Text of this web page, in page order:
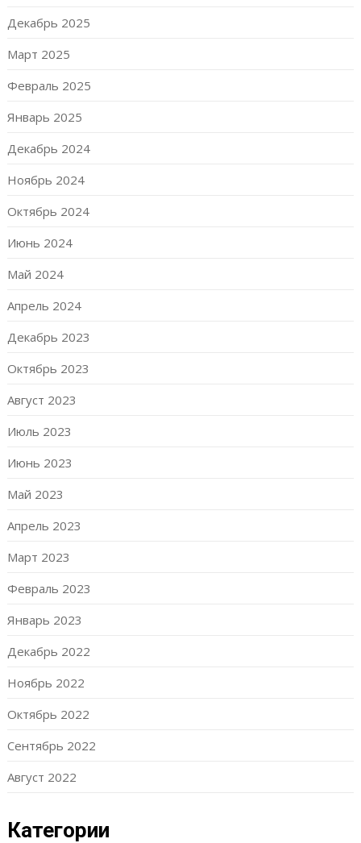
Декабрь 2025
Март 2025
Февраль 2025
Январь 2025
Декабрь 2024
Ноябрь 2024
Октябрь 2024
Июнь 2024
Май 2024
Апрель 2024
Декабрь 2023
Октябрь 2023
Август 2023
Июль 2023
Июнь 2023
Май 2023
Апрель 2023
Март 2023
Февраль 2023
Январь 2023
Декабрь 2022
Ноябрь 2022
Октябрь 2022
Сентябрь 2022
Август 2022
Категории